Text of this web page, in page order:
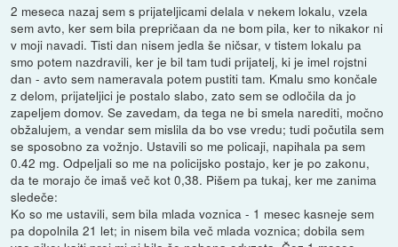
2 meseca nazaj sem s prijateljicami delala v nekem lokalu, vzela
sem avto, ker sem bila prepričaan da ne bom pila, ker to nikakor ni
v moji navadi. Tisti dan nisem jedla še ničsar, v tistem lokalu pa
smo potem nazdravili, ker je bil tam tudi prijatelj, ki je imel rojstni
dan - avto sem nameravala potem pustiti tam. Kmalu smo končale
z delom, prijateljici je postalo slabo, zato sem se odločila da jo
zapeljem domov. Se zavedam, da tega ne bi smela narediti, močno
obžalujem, a vendar sem mislila da bo vse vredu; tudi počutila sem
se sposobno za vožnjo. Ustavili so me policaji, napihala pa sem
0.42 mg. Odpeljali so me na policijsko postajo, ker je po zakonu,
da te morajo če imaš več kot 0,38. Pišem pa tukaj, ker me zanima
sledeče:
Ko so me ustavili, sem bila mlada voznica - 1 mesec kasneje sem
pa dopolnila 21 let; in nisem bila več mlada voznica; dobila sem